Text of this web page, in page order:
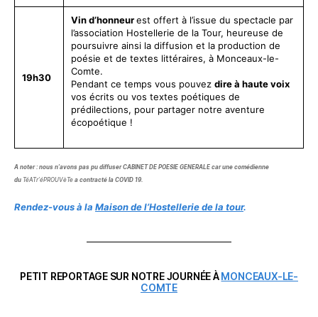
19h30
Vin d’honneur est offert à l’issue du spectacle par
l’association Hostellerie de la Tour, heureuse de
poursuivre ainsi la diffusion et la production de
poésie et de textes littéraires, à Monceaux-le-
Comte.
Pendant ce temps vous pouvez dire à haute voix
vos écrits ou vos textes poétiques de
prédilections, pour partager notre aventure
écopoétique !
A noter : nous n’avons pas pu diffuser CABINET DE POESIE GENERALE car une comédienne
du TéATr’éPROUVèTe a contracté la COVID 19.
Rendez-vous à la Maison de l’Hostellerie de la tour.
PETIT REPORTAGE SUR NOTRE JOURNÉE ÀMONCEAUX-LE-
COMTE